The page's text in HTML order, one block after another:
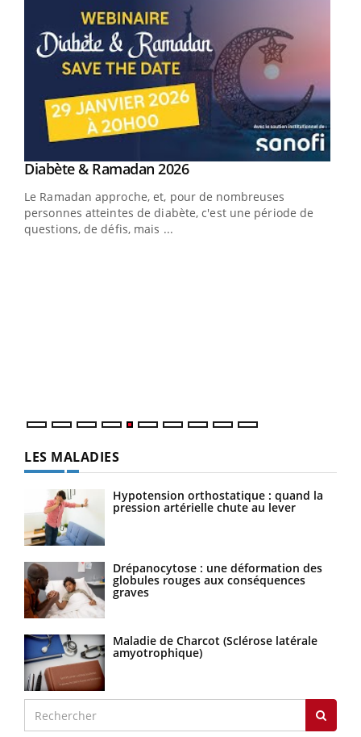
Youtube
Diabète & Ramadan 2026Youtube
Le Ramadan approche, et, pour de nombreuses
personnes atteintes de diabète, c'est une période de
questions, de défis, mais ...
LES MALADIES
Hypotension orthostatique : quand la
pression artérielle chute au lever
Drépanocytose : une déformation des
globules rouges aux conséquences
graves
Maladie de Charcot (Sclérose latérale
amyotrophique)